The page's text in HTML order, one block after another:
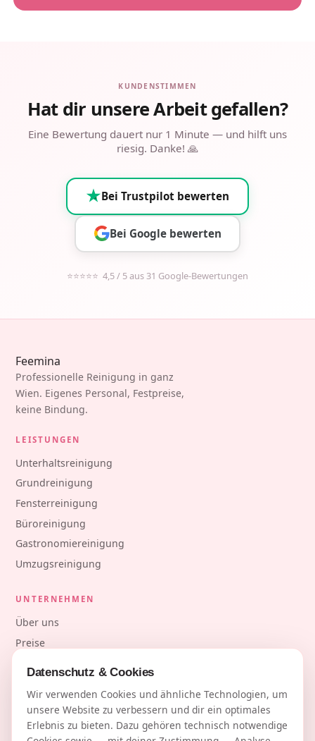
KUNDENSTIMMEN
Hat dir unsere Arbeit gefallen?
Eine Bewertung dauert nur 1 Minute — und hilft uns
riesig. Danke! 🙏
Bei Trustpilot bewerten
Bei Google bewerten
⭐⭐⭐⭐⭐ 4,5 / 5 aus 31 Google-Bewertungen
Datenschutz & Cookies
Wir verwenden Cookies und ähnliche Technologien, um
unsere Website zu verbessern und dir ein optimales
Erlebnis zu bieten. Dazu gehören technisch notwendige
Feemina
Professionelle Reinigung in ganz
Wien. Eigenes Personal, Festpreise,
keine Bindung.
LEISTUNGEN
Unterhaltsreinigung
Grundreinigung
Fensterreinigung
Büroreinigung
Gastronomiereinigung
Umzugsreinigung
UNTERNEHMEN
Über uns
Preise